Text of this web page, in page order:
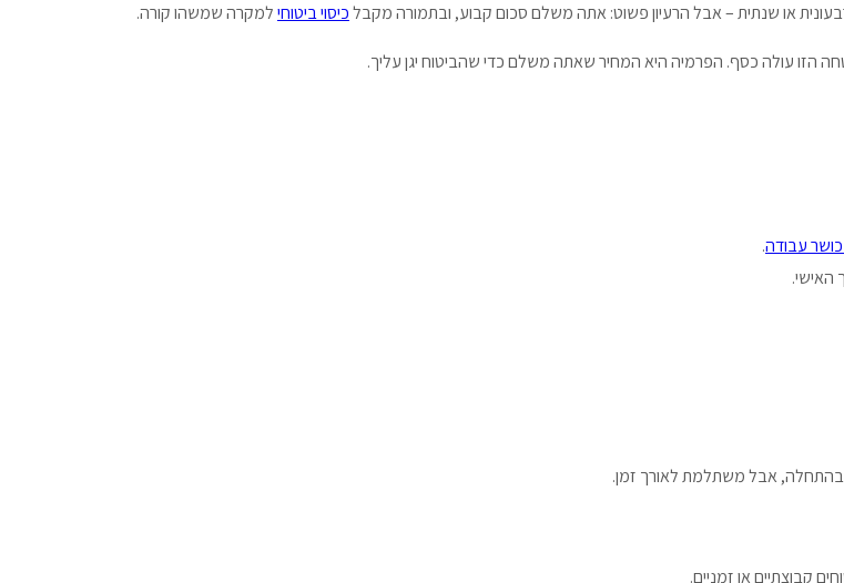
או שנתית – אבל הרעיון פשוט: אתה משלם סכום קבוע, ובתמורה מקבלכיסוי ביטוחילמקרה שמשהו קורה.
הזו עולה כסף. הפרמיה היא המחיר שאתה משלם כדי שהביטוח יגן עליך.
כושר עבודה.
האישי.
בהתחלה, אבל משתלמת לאורך זמן.
קבוצתיים או זמניים.